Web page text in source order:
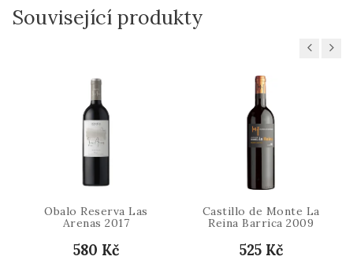
Související produkty
Previous
Obalo Reserva Las
Arenas 2017
580 Kč
Castillo de Monte La
Reina Barrica 2009
525 Kč
Next